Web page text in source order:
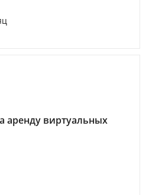
аренду виртуальных